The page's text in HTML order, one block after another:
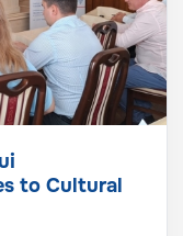
to Cultural